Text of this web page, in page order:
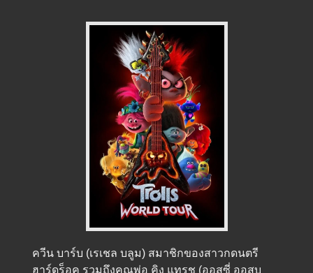
ควีน บาร์บ (เรเชล บลูม) สมาชิกของสาวกดนตรี
ฮาร์ดร็อค รวมถึงคุณพ่อ คิง แทรช (ออสซี่ ออสบ